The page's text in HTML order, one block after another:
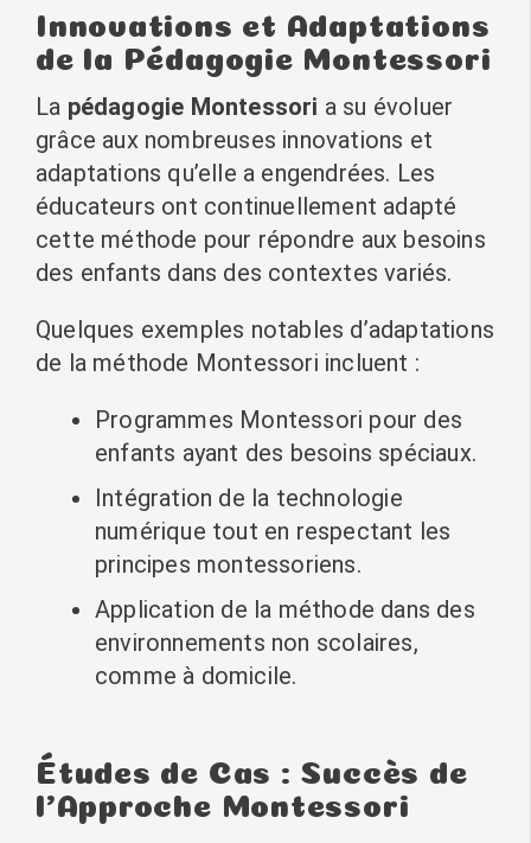
Innovations et Adaptations
de la Pédagogie Montessori
La pédagogie Montessori a su évoluer
grâce aux nombreuses innovations et
adaptations qu’elle a engendrées. Les
éducateurs ont continuellement adapté
cette méthode pour répondre aux besoins
des enfants dans des contextes variés.
Quelques exemples notables d’adaptations
de la méthode Montessori incluent :
Programmes Montessori pour des
enfants ayant des besoins spéciaux.
Intégration de la technologie
numérique tout en respectant les
principes montessoriens.
Application de la méthode dans des
environnements non scolaires,
comme à domicile.
Études de Cas : Succès de
l’Approche Montessori